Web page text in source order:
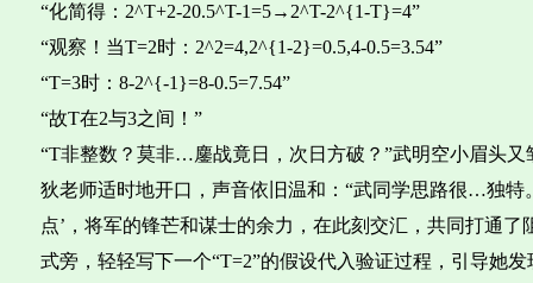
“化简得：2^T+2-20.5^T-1=5→2^T-2^{1-T}=4”
“观察！当T=2时：2^2=4,2^{1-2}=0.5,4-0.5=3.54”
“T=3时：8-2^{-1}=8-0.5=7.54”
“故T在2与3之间！”
“T非整数？莫非…鏖战竟日，次日方破？”武明空小眉头又
狄老师适时地开口，声音依旧温和：“武同学思路很…独特
点’，将军的锋芒和谋士的余力，在此刻交汇，共同打通
式旁，轻轻写下一个“T=2”的假设代入验证过程，引导她